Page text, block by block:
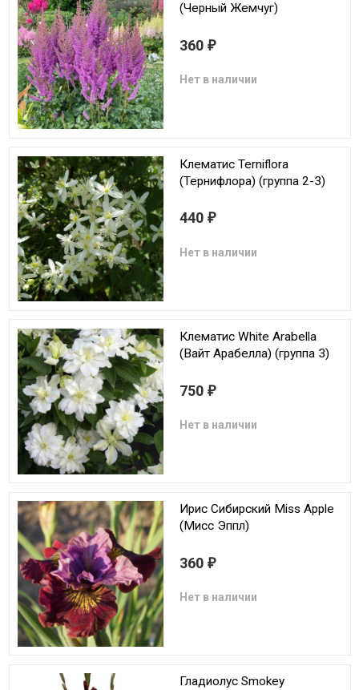
(Черный Жемчуг)
360 ₽
Нет в наличии
Клематис Terniflora
(Тернифлора) (группа 2-3)
440 ₽
Нет в наличии
Клематис White Arabella
(Вайт Арабелла) (группа 3)
750 ₽
Нет в наличии
Ирис Сибирский Miss Apple
(Мисс Эппл)
360 ₽
Нет в наличии
Гладиолус Smokey